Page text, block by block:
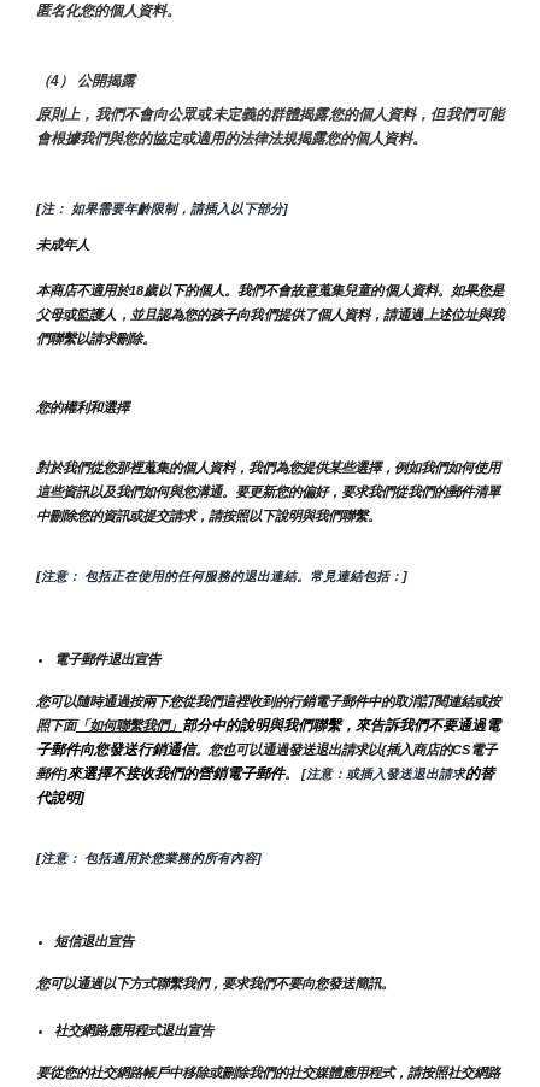
匿名化您的個人資料。
（4） 公開揭露
原則上，我們不會向公眾或未定義的群體揭露您的個人資料，但我們可能
會根據我們與您的協定或適用的法律法規揭露您的個人資料。
[注： 如果需要年齡限制，請插入以下部分]
未成年人
本商店不適用於18歲以下的個人。我們不會故意蒐集兒童的個人資料。如果您是
父母或監護人，並且認為您的孩子向我們提供了個人資料，請通過上述位址與我
們聯繫以請求刪除。
您的權利和選擇
對於我們從您那裡蒐集的個人資料，我們為您提供某些選擇，例如我們如何使用
這些資訊以及我們如何與您溝通。要更新您的偏好，要求我們從我們的郵件清單
中刪除您的資訊或提交請求，請按照以下說明與我們聯繫。
[注意： 包括正在使用的任何服務的退出連結。常見連結包括：]
電子郵件退出宣告
您可以隨時通過按兩下您從我們這裡收到的行銷電子郵件中的取消訂閱連結或按
照下面「如何聯繫我們」 部分中的說明與我們聯繫，來告訴我們不要通過電
子郵件向您發送行銷通信。您也可以通過發送退出請求以{插入商店的CS電子
郵件]來選擇不接收我們的營銷電子郵件。 [注意：或插入發送退出請求的替
代說明]
[注意： 包括適用於您業務的所有內容]
短信退出宣告
您可以通過以下方式聯繫我們，要求我們不要向您發送簡訊。
社交網路應用程式退出宣告
要從您的社交網路帳戶中移除或刪除我們的社交媒體應用程式，請按照社交網路